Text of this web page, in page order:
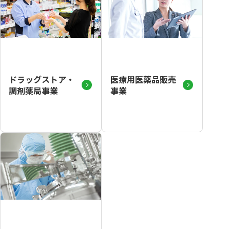
ドラッグストア・
調剤薬局事業
医療用医薬品販売
事業